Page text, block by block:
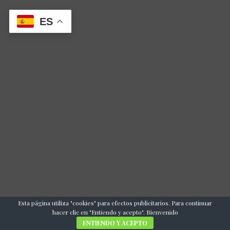
ES
Esta página utiliza "cookies" para efectos publicitarios. Para continuar
hacer clic en "Entiendo y acepto". Bienvenido
ENTIENDO Y ACEPTO